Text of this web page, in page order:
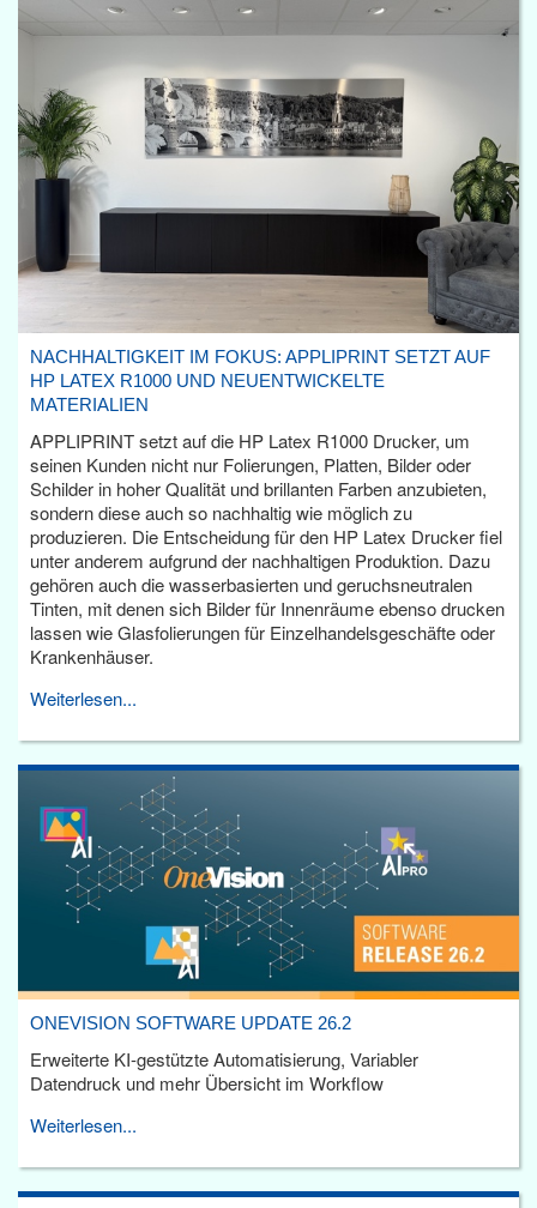
NACHHALTIGKEIT IM FOKUS: APPLIPRINT SETZT AUF
HP LATEX R1000 UND NEUENTWICKELTE
MATERIALIEN
APPLIPRINT setzt auf die HP Latex R1000 Drucker, um
seinen Kunden nicht nur Folierungen, Platten, Bilder oder
Schilder in hoher Qualität und brillanten Farben anzubieten,
sondern diese auch so nachhaltig wie möglich zu
produzieren. Die Entscheidung für den HP Latex Drucker fiel
unter anderem aufgrund der nachhaltigen Produktion. Dazu
gehören auch die wasserbasierten und geruchsneutralen
Tinten, mit denen sich Bilder für Innenräume ebenso drucken
lassen wie Glasfolierungen für Einzelhandelsgeschäfte oder
Krankenhäuser.
Weiterlesen...
ONEVISION SOFTWARE UPDATE 26.2
Erweiterte KI-gestützte Automatisierung, Variabler
Datendruck und mehr Übersicht im Workflow
Weiterlesen...